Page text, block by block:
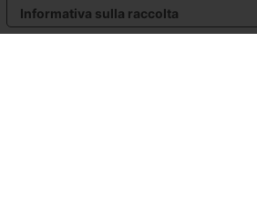
Informativa sulla raccolta